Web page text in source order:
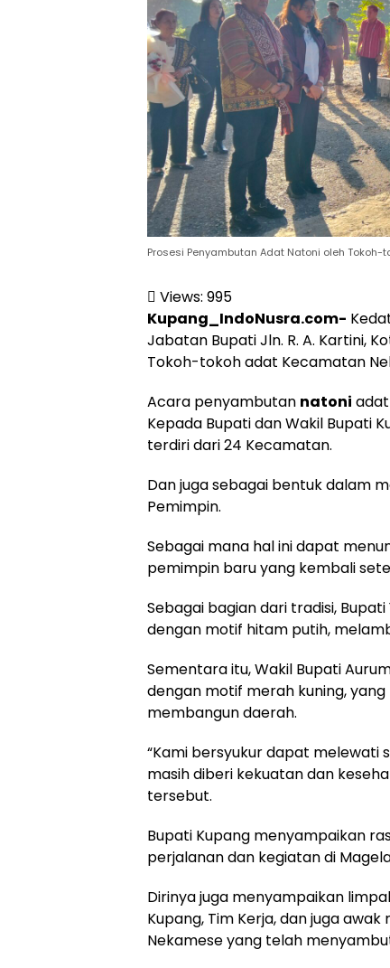
Prosesi Penyambutan Adat Natoni oleh
Views: 995
Kupang_IndoNusra.com-
Jabatan Bupati Jln. R. A. Kartini,
Tokoh-tokoh adat Kecamatan
Acara penyambutan natoni
Kepada Bupati dan Wakil Bupati
terdiri dari 24 Kecamatan.
Dan juga sebagai bentuk dalam
Pemimpin.
Sebagai mana hal ini dapat
pemimpin baru yang kembali
Sebagai bagian dari tradisi,
dengan motif hitam putih,
Sementara itu, Wakil Bupati
dengan motif merah kuning,
membangun daerah.
“Kami bersyukur dapat melewati
masih diberi kekuatan dan
tersebut.
Bupati Kupang menyampaikan
perjalanan dan kegiatan di
Dirinya juga menyampaikan
Kupang, Tim Kerja, dan juga
Nekamese yang telah